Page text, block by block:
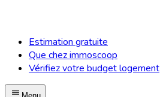
Estimation gratuite
Que chez immoscoop
Vérifiez votre budget logement